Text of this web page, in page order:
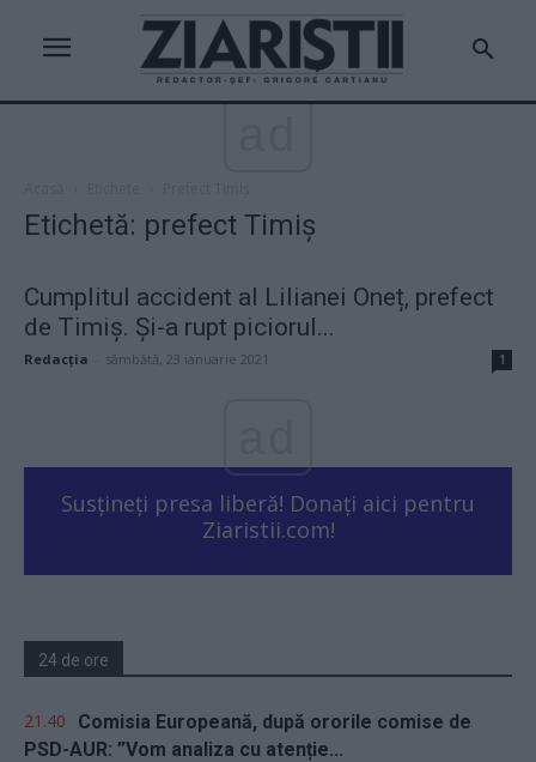
Etichetă: prefect Timiș
Cumplitul accident al Lilianei Oneț, prefect
de Timiș. Și-a rupt piciorul...
Redacţia sâmbătă, 23 ianuarie 2021 1
Susțineți presa liberă! Donați aici pentru
Ziaristii.com!
24 de ore
21.40
Comisia Europeană, după ororile comise de
PSD-AUR: ”Vom analiza cu atenție...